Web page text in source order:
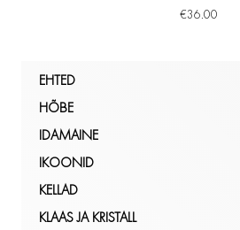
EHTED
HÕBE
KULD
MUU
KÕIKEHTED
HÕBE
NÕUD, POKAALID
PITSID, TOPSID
SERVIISID
SÖÖGIRIISTAD
IDAMAINE
LUUST JA ELEVANDILUUST
KÕIKIDAMAINE
IKOONID
IKOONILAMBID
KÕIKIKOONID
KELLAD
KÄEKELLAD
KLAAS JA KRISTALL
€36.00